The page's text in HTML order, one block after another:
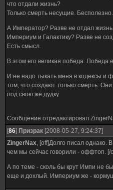
что отдали жизнь?
Только смерть несущие. Бесполезно.
А Император? Разве не отдал
Империум и Галактику? Разве не
Есть смысл.
В этом его великая победа. Победа
И не надо тыкать меня в кодексы и
том, что создают только смерть.
под свою же дудку.
Сообщение отредактировал
[86] Призрак [2008-05-27, 9:24:37]
ZingerNax, [off]Долго писал однако.
чем мы сейчас говорили - оффтоп. [/
А по теме - сколь бы крут Импи не
еще и дохлый. Империум же -